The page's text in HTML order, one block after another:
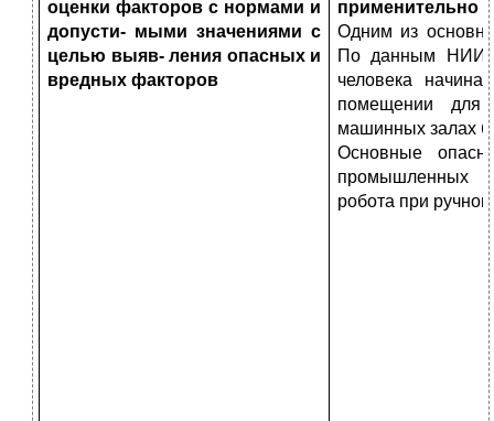
оценки факторов с нормами и
допусти- мыми значениями с
целью выяв- ления опасных и
вредных факторов
применительно
Одним из
По данным НИИ
человека
помещении для
машинных залах
Основные
промышленных
робота при